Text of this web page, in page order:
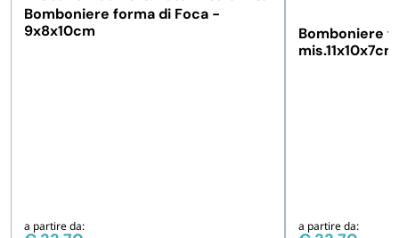
Bomboniere forma di Foca -
9x8x10cm
a partire da:
Bomboniere
mis.11x10x7cm
a partire da: